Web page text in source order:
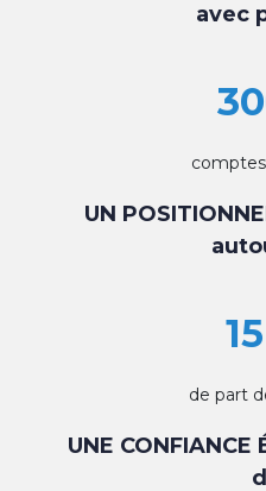
avec
UN
de part
UNE